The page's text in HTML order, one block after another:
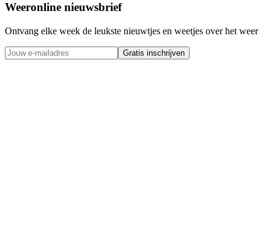
Weeronline nieuwsbrief
Ontvang elke week de leukste nieuwtjes en weetjes over het weer
Gratis inschrijven